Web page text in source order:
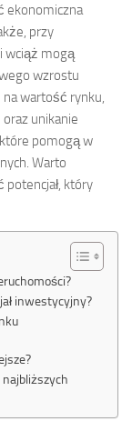
ekonomiczna
przy
wciąż mogą
wzrostu
na wartość rynku,
unikanie
pomogą w
Warto
który
inwestycyjny?